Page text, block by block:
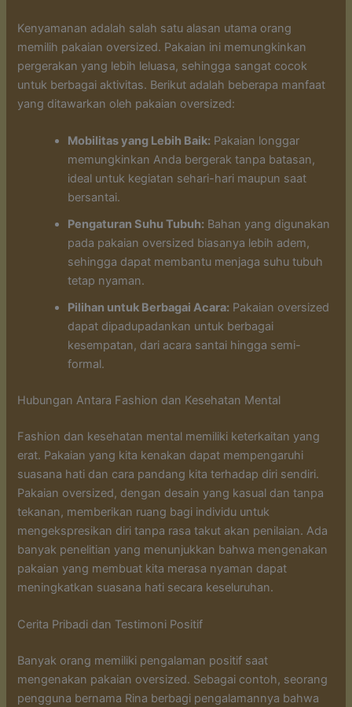
Kenyamanan adalah salah satu alasan utama orang
memilih pakaian oversized. Pakaian ini memungkinkan
pergerakan yang lebih leluasa, sehingga sangat cocok
untuk berbagai aktivitas. Berikut adalah beberapa manfaat
yang ditawarkan oleh pakaian oversized:
Mobilitas yang Lebih Baik: Pakaian longgar
memungkinkan Anda bergerak tanpa batasan,
ideal untuk kegiatan sehari-hari maupun saat
bersantai.
Pengaturan Suhu Tubuh: Bahan yang digunakan
pada pakaian oversized biasanya lebih adem,
sehingga dapat membantu menjaga suhu tubuh
tetap nyaman.
Pilihan untuk Berbagai Acara: Pakaian oversized
dapat dipadupadankan untuk berbagai
kesempatan, dari acara santai hingga semi-
formal.
Hubungan Antara Fashion dan Kesehatan Mental
Fashion dan kesehatan mental memiliki keterkaitan yang
erat. Pakaian yang kita kenakan dapat mempengaruhi
suasana hati dan cara pandang kita terhadap diri sendiri.
Pakaian oversized, dengan desain yang kasual dan tanpa
tekanan, memberikan ruang bagi individu untuk
mengekspresikan diri tanpa rasa takut akan penilaian. Ada
banyak penelitian yang menunjukkan bahwa mengenakan
pakaian yang membuat kita merasa nyaman dapat
meningkatkan suasana hati secara keseluruhan.
Cerita Pribadi dan Testimoni Positif
Banyak orang memiliki pengalaman positif saat
mengenakan pakaian oversized. Sebagai contoh, seorang
pengguna bernama Rina berbagi pengalamannya bahwa